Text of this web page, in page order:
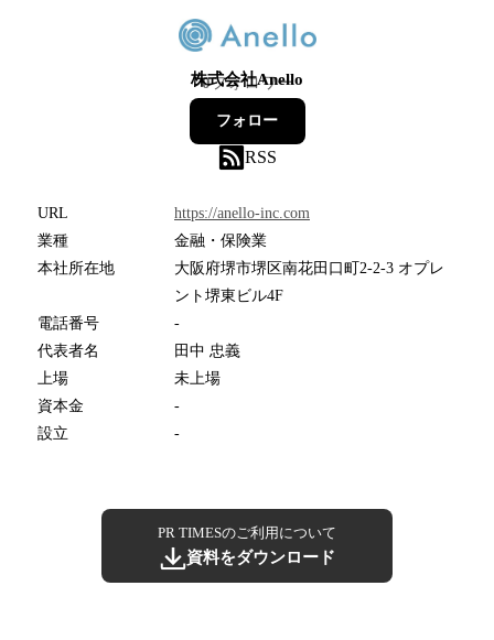
株式会社Anello
0フォロワー
フォロー
RSS
URL
https://anello-inc.com
業種
金融・保険業
本社所在地
大阪府堺市堺区南花田口町2-2-3 オプレ
ント堺東ビル4F
電話番号
-
代表者名
田中 忠義
上場
未上場
資本金
-
設立
-
PR TIMESのご利用について
資料をダウンロード